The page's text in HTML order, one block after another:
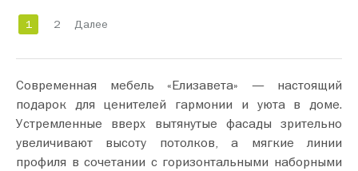
1 2 Далее
Современная мебель «Елизавета» — настоящий
подарок для ценителей гармонии и уюта в доме.
Устремленные вверх вытянутые фасады зрительно
увеличивают высоту потолков, а мягкие линии
профиля в сочетании с горизонтальными наборными